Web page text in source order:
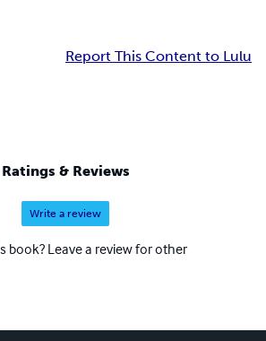
Report This Content to Lulu
Ratings & Reviews
Write a review
book? Leave a review for other